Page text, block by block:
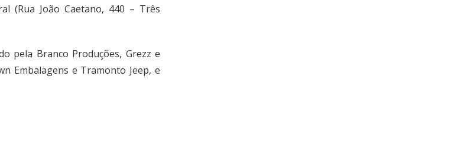
(Rua João Caetano, 440 – Três
pela Branco Produções, Grezz e
Embalagens e Tramonto Jeep, e